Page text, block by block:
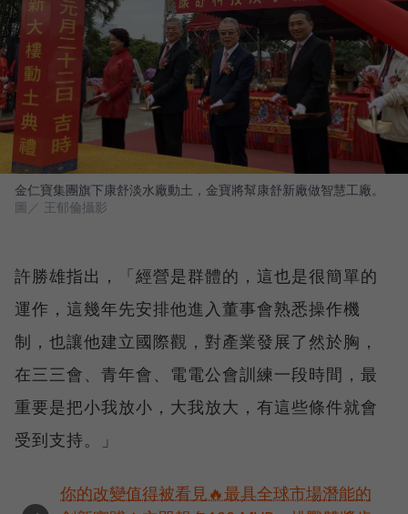
金仁寶集團旗下康舒淡水廠動土，金寶將幫康舒新廠做智慧工廠。
圖／ 王郁倫攝影
許勝雄指出，「經營是群體的，這也是很簡單的
運作，這幾年先安排他進入董事會熟悉操作機
制，也讓他建立國際觀，對產業發展了然於胸，
在三三會、青年會、電電公會訓練一段時間，最
重要是把小我放小，大我放大，有這些條件就會
受到支持。」
你的改變值得被看見🔥最具全球市場潛能的